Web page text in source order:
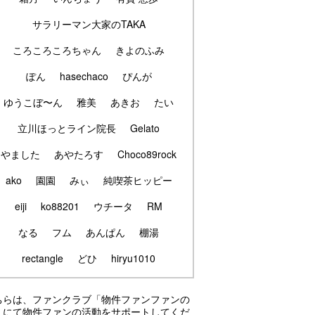
サラリーマン大家のTAKA
ころころころちゃん
きよのふみ
ぽん
hasechaco
ぴんが
ゆうこぼ〜ん
雅美 あきお
たい
立川ほっとライン院長
Gelato
やました
あやたろす
Choco89rock
ako
園園 みぃ
純喫茶ヒッピー
eiji
ko88201 ウチータ
RM
なる
フム あんぱん
棚湯
rectangle
どひ hiryu1010
らは、ファンクラブ「物件ファンファンの
にて物件ファンの活動をサポートしてくだ